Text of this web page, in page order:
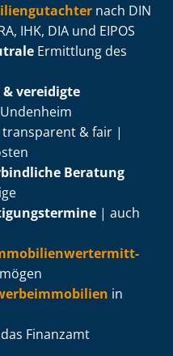
nach DIN
IHK, DIA und EIPOS
Ermittlung des
vereidigte
& fair |
Beratung
| auch
in
Finanzamt